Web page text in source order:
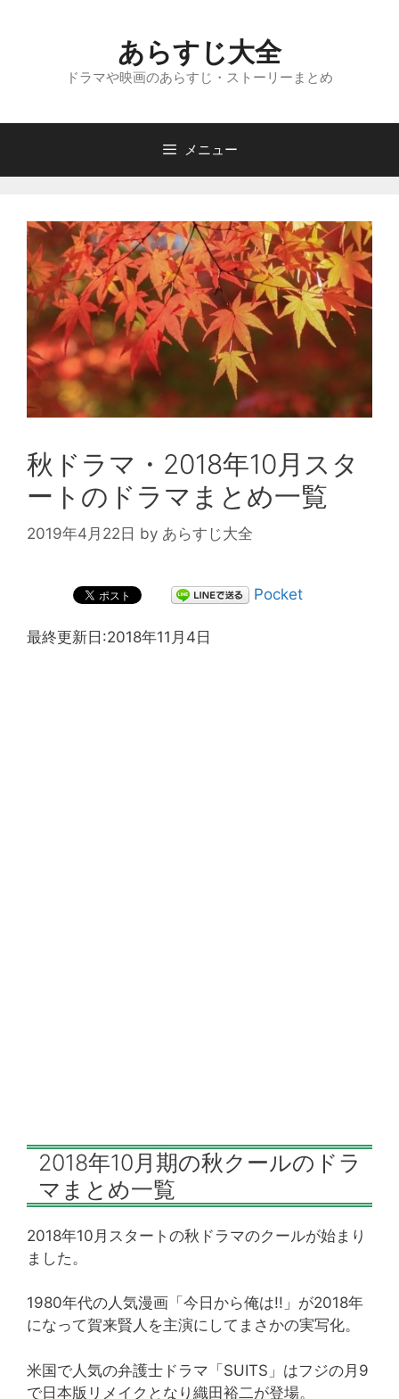
へ
あらすじ大全
ドラマや映画のあらすじ・ストーリーまとめ
メニュー
秋ドラマ・2018年10月スタ
ートのドラマまとめ一覧
2019年4月22日 by あらすじ大全
Pocket
最終更新日:2018年11月4日
2018年10月期の秋クールのドラ
マまとめ一覧
2018年10月スタートの秋ドラマのクールが始まり
ました。
1980年代の人気漫画「今日から俺は!!」が2018年
になって賀来賢人を主演にしてまさかの実写化。
米国で人気の弁護士ドラマ「SUITS」はフジの月9
で日本版リメイクとなり織田裕二が登場。